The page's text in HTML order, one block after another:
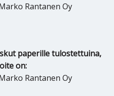
Rantanen Oy
paperille tulostettuina,
on:
Rantanen Oy